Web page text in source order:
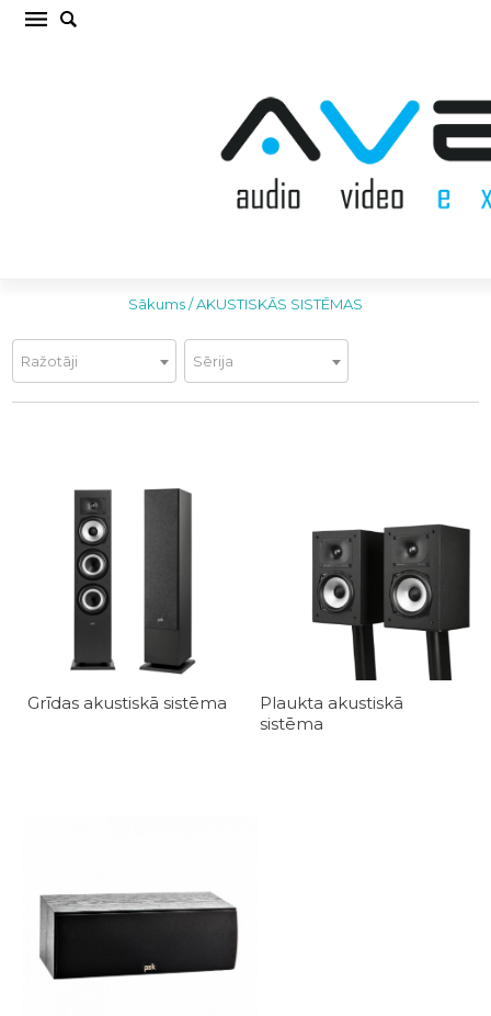
AKUSTISKĀS SISTĒMAS
Sākums/AKUSTISKĀS SISTĒMAS
Ražotāji Sērija
Grīdas akustiskā sistēma
Plaukta akustiskā
sistēma